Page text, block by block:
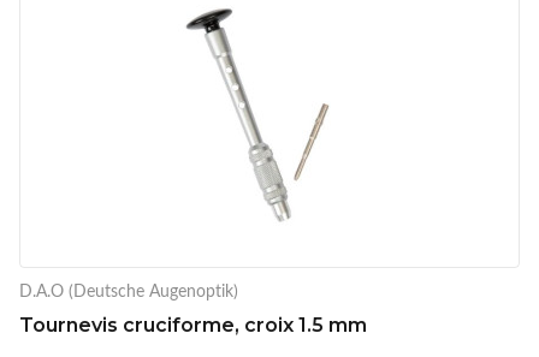
D.A.O (Deutsche Augenoptik)
Tournevis cruciforme, croix 1.5 mm